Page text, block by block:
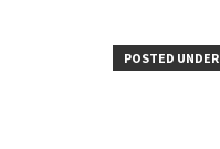
POSTED UNDER